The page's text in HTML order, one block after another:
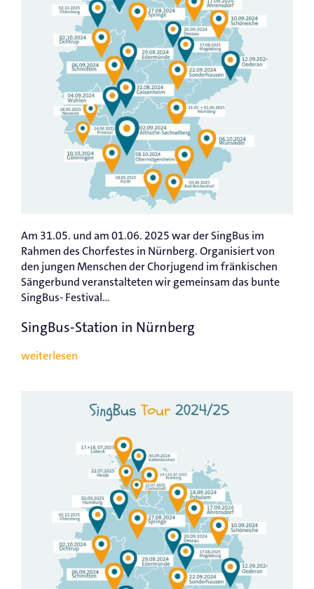
SingBus-Station in Nürnberg
Am 31.05. und am 01.06. 2025 war der SingBus im
Rahmen des Chorfestes in Nürnberg. Organisiert von
den jungen Menschen der Chorjugend im fränkischen
Sängerbund veranstalteten wir gemeinsam das bunte
SingBus- Festival...
weiterlesen